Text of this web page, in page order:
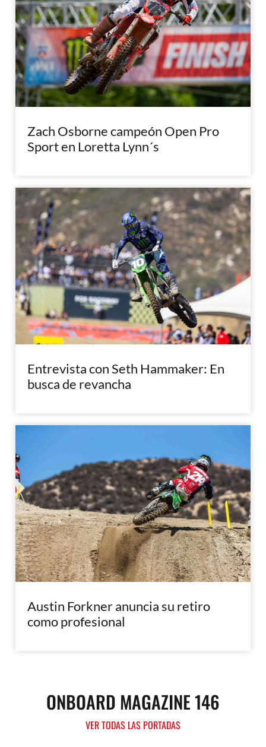
Zach Osborne campeón Open Pro
Sport en Loretta Lynn´s
Entrevista con Seth Hammaker: En
busca de revancha
Austin Forkner anuncia su retiro
como profesional
ONBOARD MAGAZINE 146
VER TODAS LAS PORTADAS